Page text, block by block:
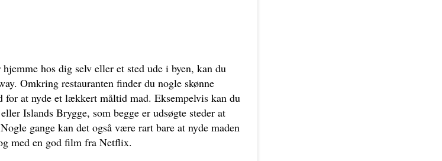
hos dig selv eller et sted ude i byen, kan du
Omkring restauranten finder du nogle skønne
for at nyde et lækkert måltid mad. Eksempelvis kan du
Islands Brygge, som begge er udsøgte steder at
gange kan det også være rart bare at nyde maden
med en god film fra Netflix.